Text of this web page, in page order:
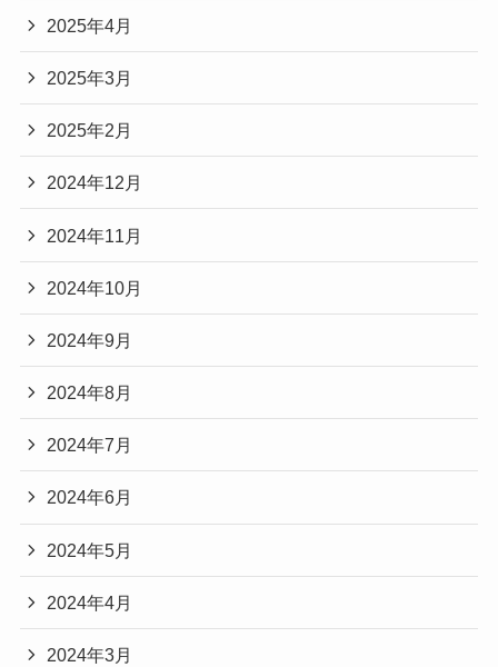
2025年4月
2025年3月
2025年2月
2024年12月
2024年11月
2024年10月
2024年9月
2024年8月
2024年7月
2024年6月
2024年5月
2024年4月
2024年3月